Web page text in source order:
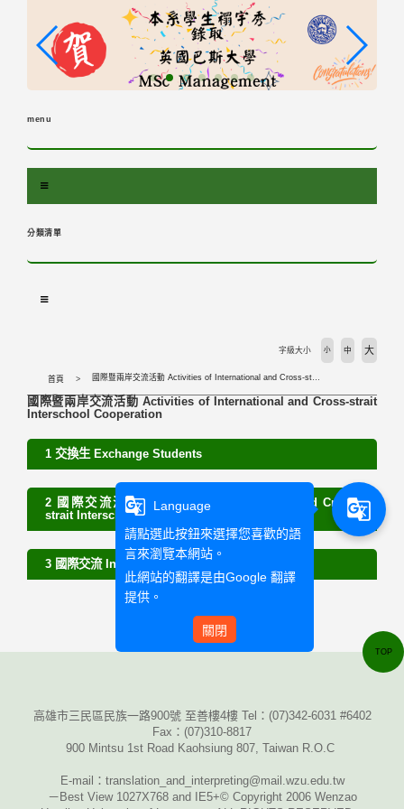
menu
分類清單
首頁 國際暨兩岸交流活動 Activities of International and Cross-strait Interschool Cooperation
字級大小 小 中 大
國際暨兩岸交流活動 Activities of International and Cross-strait
Interschool Cooperation
1 交換生 Exchange Students
2 國際交流活動 Activities of International and Cross-
strait Interschool Cooperation
3 國際交流 International Exchanges
高雄市三民區民族一路900號 至善樓4樓 Tel： (07)342-6031 #6402
Fax ： (07)310-8817
900 Mintsu 1st Road Kaohsiung 807, Taiwan R.O.C
E-mail ：translation_and_interpreting@mail.wzu.edu.tw
－Best View 1027X768 and IE5+© Copyright 2006 Wenzao
TOP
g_translate
Language
請點選此按鈕來選擇您喜歡的語
言來瀏覽本網站。
此網站的翻譯是由Google 翻譯
提供。
關閉
g_translate